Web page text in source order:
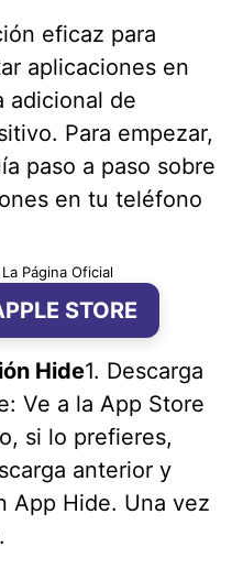
eficaz para
aplicaciones en
adicional de
Para empezar,
paso a paso sobre
en tu teléfono
Página Oficial
STORE
Hide1. Descarga
Ve a la App Store
si lo prefieres,
anterior y
App Hide. Una vez